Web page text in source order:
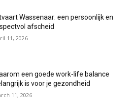
Wassenaar: een persoonlijk en
afscheid
11, 2026
een goede work-life balance
is voor je gezondheid
11, 2026